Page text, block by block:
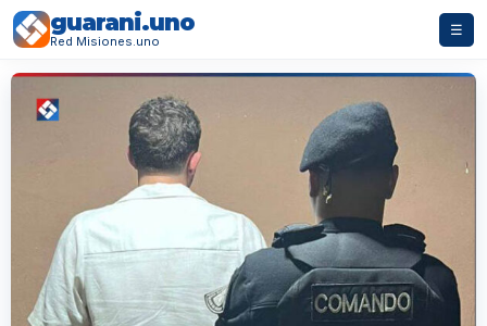
guarani.uno
Red Misiones.uno
☰